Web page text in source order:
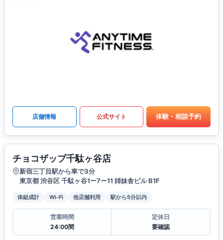
店舗情報 公式サイト 体験・相談予約
チョコザップ千駄ヶ谷店
新宿三丁目駅から車で3分
東京都 渋谷区 千駄ヶ谷1ー7ー11 姉妹舎ビル B1F
体組成計 Wi-Fi 他店舗利用 駅から5分以内
営業時間
24:00間
定休日
要確認